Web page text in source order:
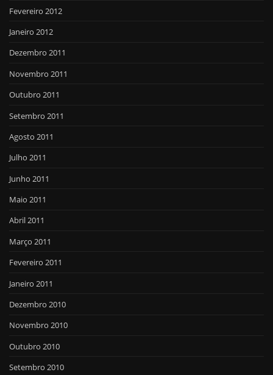
Fevereiro 2012
Janeiro 2012
Dezembro 2011
Novembro 2011
Outubro 2011
Setembro 2011
Agosto 2011
Julho 2011
Junho 2011
Maio 2011
Abril 2011
Março 2011
Fevereiro 2011
Janeiro 2011
Dezembro 2010
Novembro 2010
Outubro 2010
Setembro 2010